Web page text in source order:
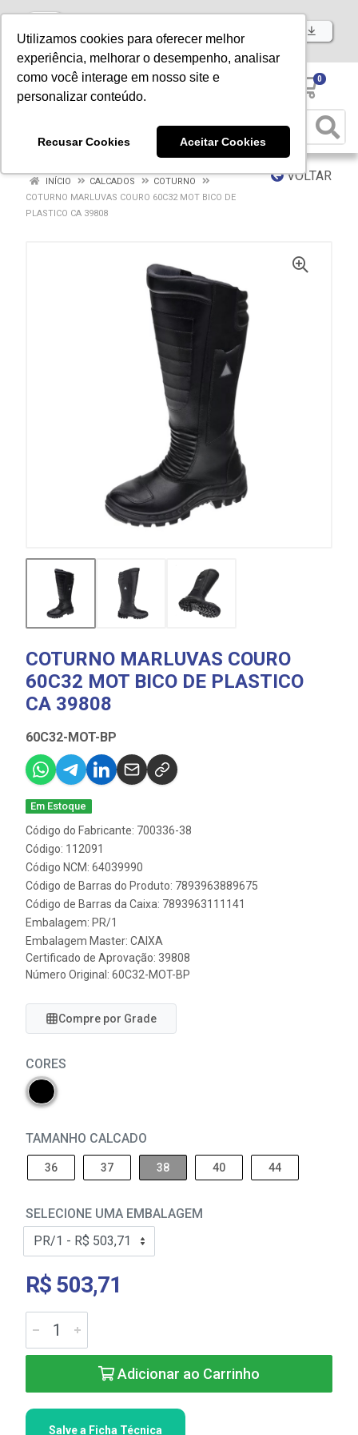
Utilizamos cookies para oferecer melhor
experiência, melhorar o desempenho, analisar
como você interage em nosso site e
personalizar conteúdo.
Recusar Cookies Aceitar Cookies
Baixe já nosso APP
0
VOLTAR
INÍCIO CALCADOS
COTURNO
COTURNO MARLUVAS COURO 60C32 MOT BICO DE
PLASTICO CA 39808
COTURNO MARLUVAS COURO
60C32 MOT BICO DE PLASTICO
CA 39808
60C32-MOT-BP
Em Estoque
Código do Fabricante: 700336-38
Código: 112091
Código NCM: 64039990
Código de Barras do Produto: 7893963889675
Código de Barras da Caixa: 7893963111141
Embalagem: PR/1
Embalagem Master: CAIXA
Certificado de Aprovação: 39808
Número Original: 60C32-MOT-BP
Compre por Grade
CORES
TAMANHO CALCADO
36 37 38 40 44
SELECIONE UMA EMBALAGEM
R$ 503,71
Adicionar ao Carrinho
Salve a Ficha Técnica